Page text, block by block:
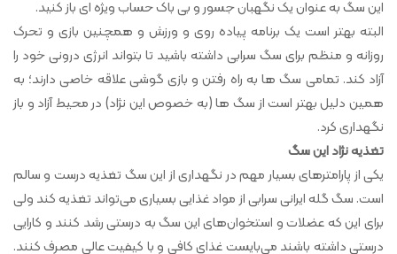
این سگ به عنوان یک نگهبان جسور و بی باک حساب ویژه ای باز کنید.
البته بهتر است یک برنامه پیاده روی و ورزش و همچنین بازی و تحرک
روزانه و منظم برای سگ سرابی داشته باشید تا بتواند انرژی درونی خود را
آزاد کند. تمامی سگ ها به راه رفتن و بازی گوشی علاقه خاصی دارند؛ به
همین دلیل بهتر است از سگ ها (به خصوص این نژاد) در محیط آزاد و باز
نگهداری کرد.
تغذیه نژاد این سگ
یکی از پارامترهای بسیار مهم در نگهداری از این سگ تغذیه درست و سالم
است. سگ گله ایرانی سرابی از مواد غذایی بسیاری می‌تواند تغذیه کند ولی
برای این که عضلات و استخوان‌های این سگ به درستی رشد کنند و کارایی
درستی داشته باشند می‌بایست غذای کافی و با کیفیت عالی مصرف کنند.